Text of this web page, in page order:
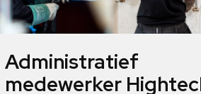
Administratief
medewerker